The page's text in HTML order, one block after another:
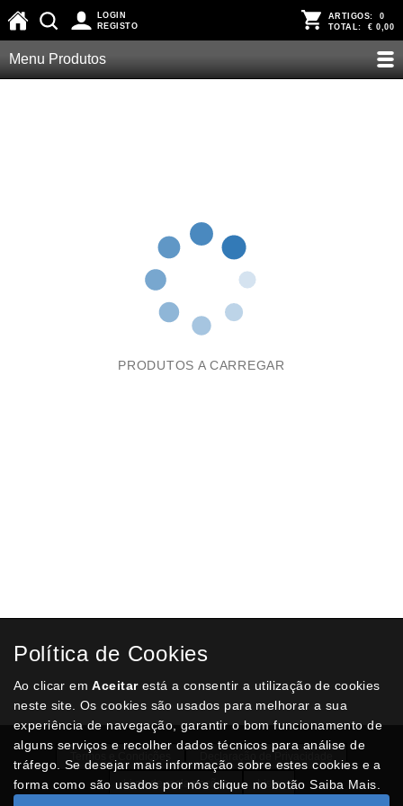
LOGIN
REGISTO
ARTIGOS: 0
TOTAL: € 0,00
Menu Produtos
PRODUTOS A CARREGAR
Termos e Condições
Livro de reclamações Lista
Política de Cookies
Ao clicar emAceitarestá a consentir a utilização de cookies
neste site. Os cookies são usados para melhorar a sua
experiência de navegação, garantir o bom funcionamento de
alguns serviços e recolher dados técnicos para análise de
tráfego. Se desejar mais informação sobre estes cookies e a
forma como são usados por nós clique no botão Saiba Mais.